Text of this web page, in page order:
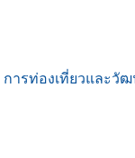
การท่องเที่ยวและวั